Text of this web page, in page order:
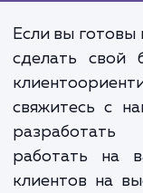
создание
бизнес,